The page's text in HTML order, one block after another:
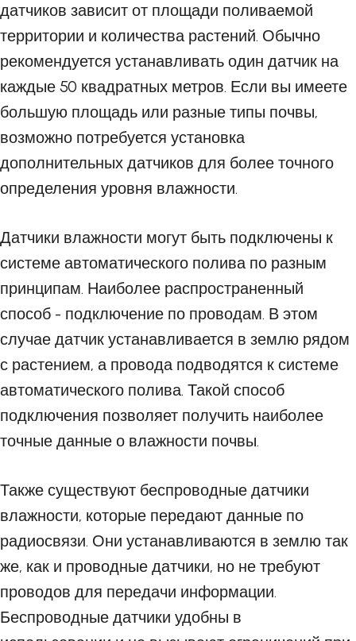
датчиков зависит от площади поливаемой
территории и количества растений. Обычно
рекомендуется устанавливать один датчик на
каждые 50 квадратных метров. Если вы имеете
большую площадь или разные типы почвы,
возможно потребуется установка
дополнительных датчиков для более точного
определения уровня влажности.
Датчики влажности могут быть подключены к
системе автоматического полива по разным
принципам. Наиболее распространенный
способ - подключение по проводам. В этом
случае датчик устанавливается в землю рядом
с растением, а провода подводятся к системе
автоматического полива. Такой способ
подключения позволяет получить наиболее
точные данные о влажности почвы.
Также существуют беспроводные датчики
влажности, которые передают данные по
радиосвязи. Они устанавливаются в землю так
же, как и проводные датчики, но не требуют
проводов для передачи информации.
Беспроводные датчики удобны в